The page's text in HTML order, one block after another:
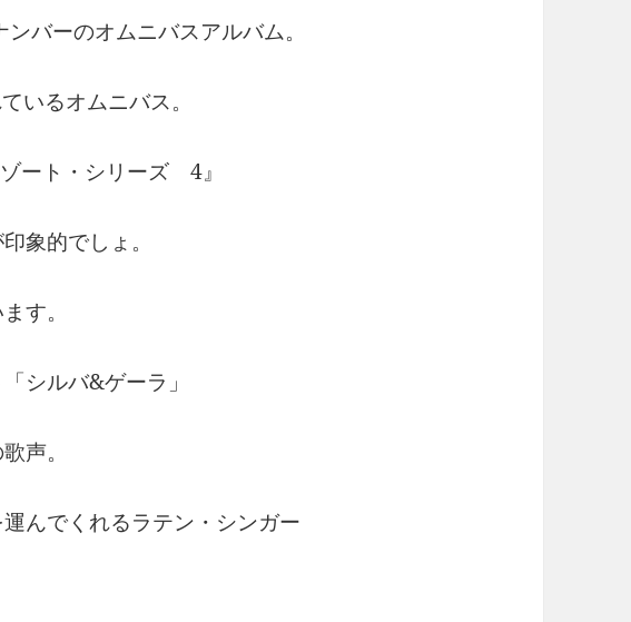
バーのオムニバスアルバム。
いるオムニバス。
ート・シリーズ 4』
象的でしょ。
す。
シルバ&ゲーラ」
声。
んでくれるラテン・シンガー